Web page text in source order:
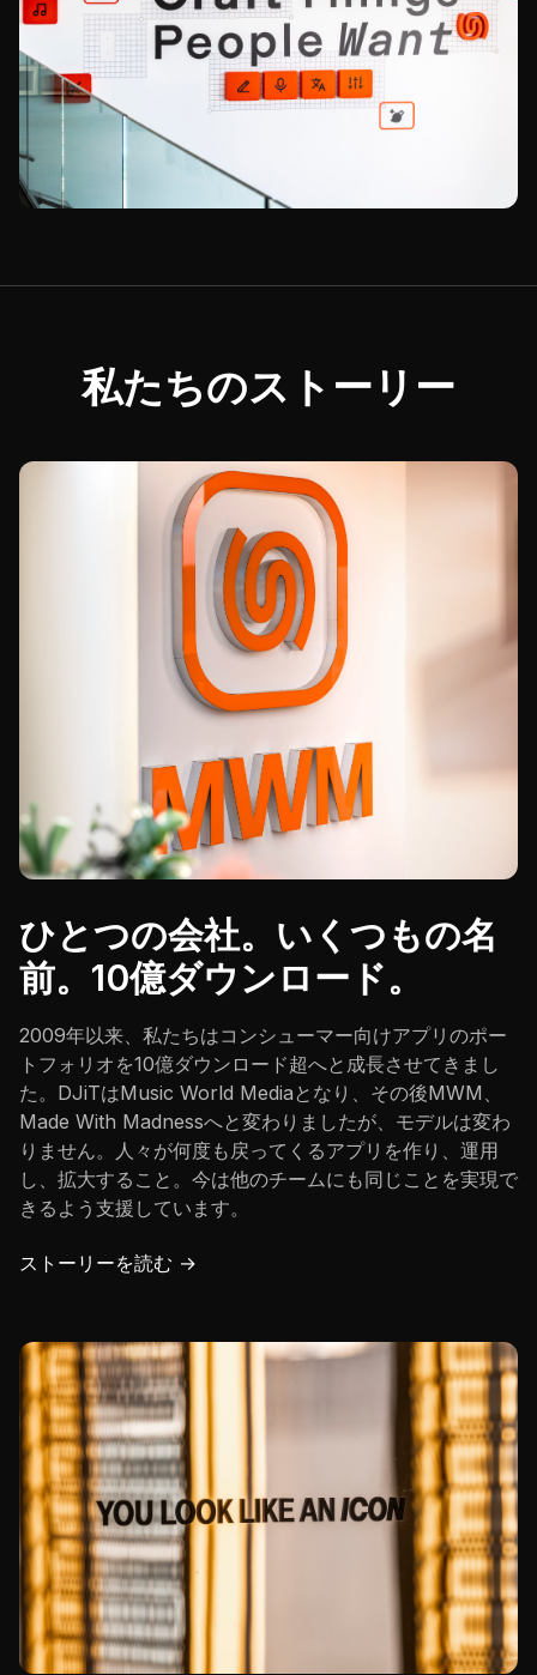
私たちのストーリー
ひとつの会社。いくつもの名
前。10億ダウンロード。
2009年以来、私たちはコンシューマー向けアプリのポー
トフォリオを10億ダウンロード超へと成長させてきまし
た。DJiTはMusic World Mediaとなり、その後MWM、
Made With Madnessへと変わりましたが、モデルは変わ
りません。人々が何度も戻ってくるアプリを作り、運用
し、拡大すること。今は他のチームにも同じことを実現で
きるよう支援しています。
ストーリーを読む →